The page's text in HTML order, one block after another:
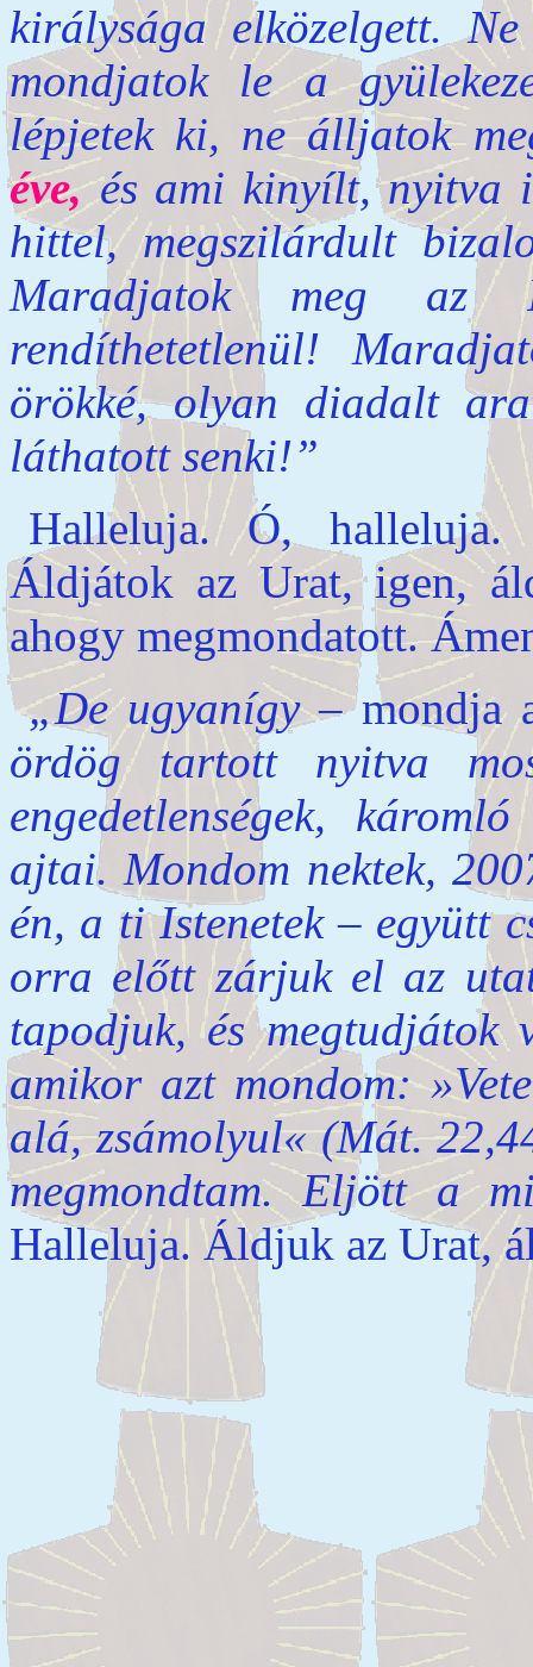
királysága elközelgett.
mondjatok le a
lépjetek ki, ne álljatok
éve,és ami kinyílt, nyitva
hittel, megszilárdult
Maradjatok meg az
rendíthetetlenül!
örökké, olyan diadalt
láthatott senki!”
Halleluja. Ó, halleluja.
Áldjátok az Urat, igen,
ahogy megmondatott.
„De ugyanígy– mondja
ördög tartott nyitva
engedetlenségek,
ajtai. Mondom nektek,
én, a ti Istenetek – együtt
orra előtt zárjuk el az
tapodjuk, és megtudjátok
amikor azt mondom:
alá, zsámolyul« (Mát.
megmondtam. Eljött a
Halleluja. Áldjuk az Urat,